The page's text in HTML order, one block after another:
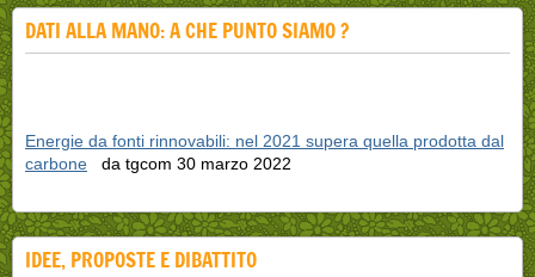
DATI ALLA MANO: A CHE PUNTO SIAMO ?
Energie da fonti rinnovabili: nel 2021 supera quella prodotta dal
carbone da tgcom 30 marzo 2022
IDEE, PROPOSTE E DIBATTITO